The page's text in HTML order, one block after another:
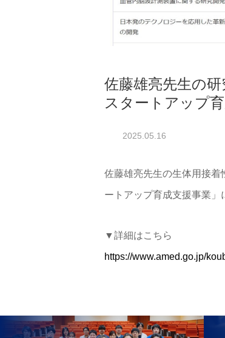
佐藤雄亮先生の
スタートアップ
2025.05.16
佐藤雄亮先生の生体用接着
ートアップ育成支援事業」
▼詳細はこちら
https://www.amed.go.jp/